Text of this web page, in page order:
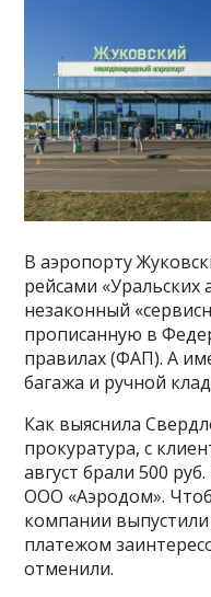
В аэропорту
рейсами «Уральских
незаконный
прописанную в
правилах (ФАП). А
багажа и ручной
Как выяснила
прокуратура, с
август брали 500
ООО «Аэродом».
компании выпустили
платежом
отменили.